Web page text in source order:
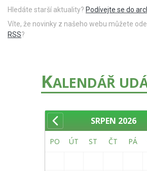
Hledáte starší aktuality? Podívejte se do
Víte, že novinky z našeho webu můžete
RSS?
KALENDÁŘ
SRPEN 2026
PO ÚT ST ČT PÁ